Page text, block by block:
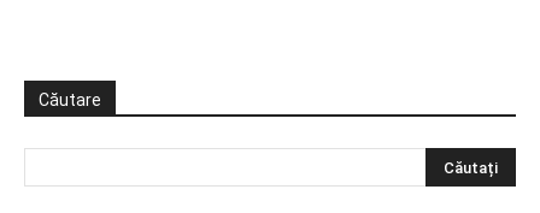
Căutare